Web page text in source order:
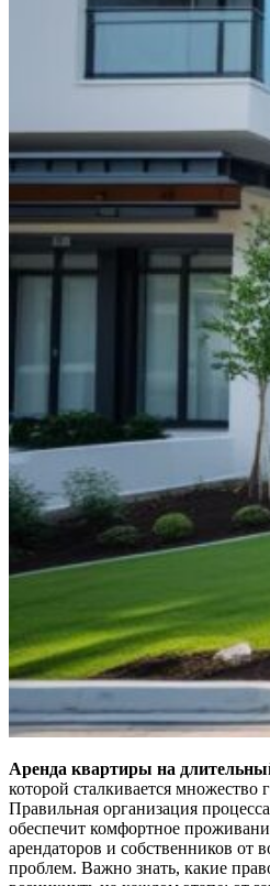
Аренда квартиры на
которой сталкивается множество
Правильная организация
обеспечит комфортное
арендаторов и собственников
проблем. Важно знать, какие